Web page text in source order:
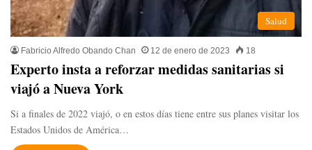
Salud
Fabricio Alfredo Obando Chan 12 de enero de 2023 18
Experto insta a reforzar medidas sanitarias si
viajó a Nueva York
Si a finales de 2022 viajó, o en estos días tiene entre sus planes visitar los
Estados Unidos de América…